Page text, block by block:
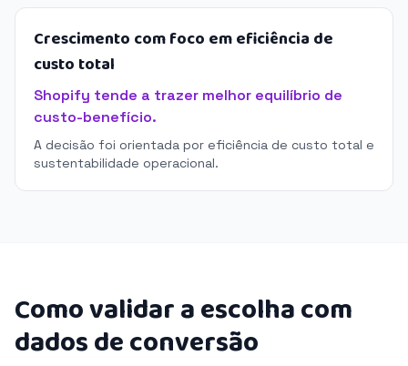
Crescimento com foco em eficiência de
custo total
Shopify tende a trazer melhor equilíbrio de
custo-benefício.
A decisão foi orientada por eficiência de custo total e
sustentabilidade operacional.
Como validar a escolha com
dados de conversão